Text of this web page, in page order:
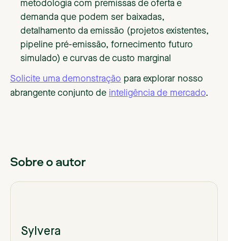
metodologia com premissas de oferta e
demanda que podem ser baixadas,
detalhamento da emissão (projetos existentes,
pipeline pré-emissão, fornecimento futuro
simulado) e curvas de custo marginal
Solicite uma demonstração para explorar nosso
abrangente conjunto de inteligência de mercado.
Sobre o autor
Sylvera